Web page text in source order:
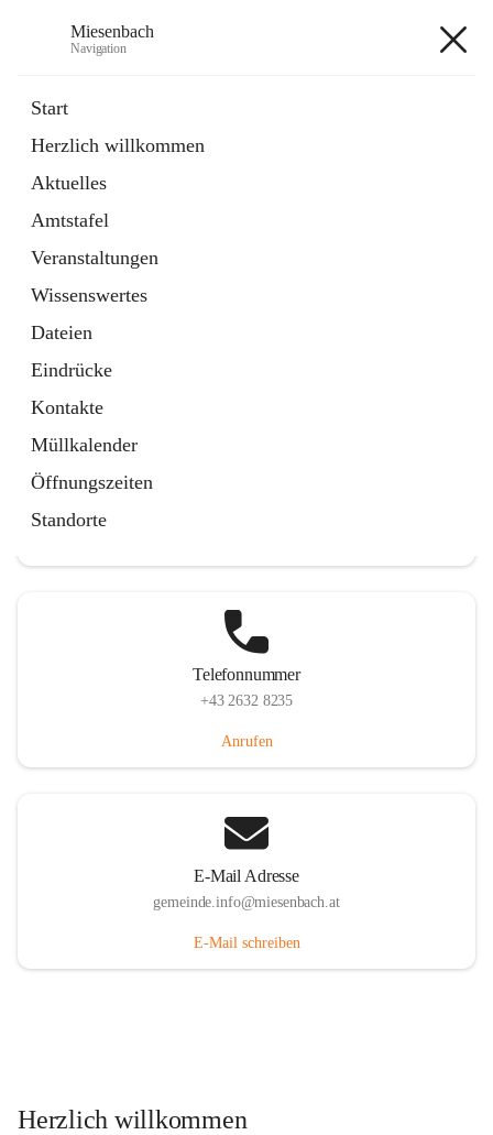
Miesenbach
Navigation
Start
Herzlich willkommen
Aktuelles
Amtstafel
Veranstaltungen
Wissenswertes
Dateien
Eindrücke
Kontakte
Müllkalender
Öffnungszeiten
Standorte
Externe Webseite
in
Tab
Region Schneebergland
Externe Webseite
öffnet
in
neuem
Tab
Telefonnummer
+43 2632 8235
Anrufen
E-Mail Adresse
gemeinde.info@miesenbach.at
E-Mail schreiben
Herzlich willkommen